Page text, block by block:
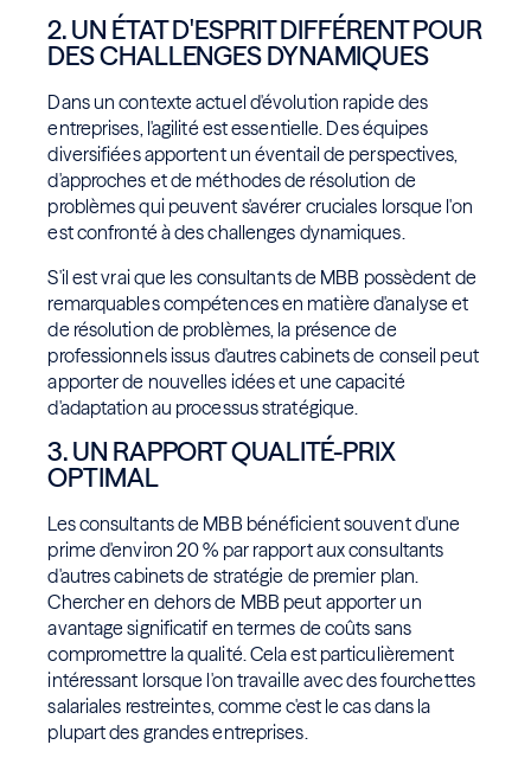
2. UN ÉTAT D'ESPRIT DIFFÉRENT POUR
DES CHALLENGES DYNAMIQUES
Dans un contexte actuel d'évolution rapide des
entreprises, l'agilité est essentielle. Des équipes
diversifiées apportent un éventail de perspectives,
d'approches et de méthodes de résolution de
problèmes qui peuvent s'avérer cruciales lorsque l'on
est confronté à des challenges dynamiques.
S'il est vrai que les consultants de MBB possèdent de
remarquables compétences en matière d'analyse et
de résolution de problèmes, la présence de
professionnels issus d'autres cabinets de conseil peut
apporter de nouvelles idées et une capacité
d'adaptation au processus stratégique.
3. UN RAPPORT QUALITÉ-PRIX
OPTIMAL
Les consultants de MBB bénéficient souvent d'une
prime d'environ 20 % par rapport aux consultants
d'autres cabinets de stratégie de premier plan.
Chercher en dehors de MBB peut apporter un
avantage significatif en termes de coûts sans
compromettre la qualité. Cela est particulièrement
intéressant lorsque l'on travaille avec des fourchettes
salariales restreintes, comme c'est le cas dans la
plupart des grandes entreprises.